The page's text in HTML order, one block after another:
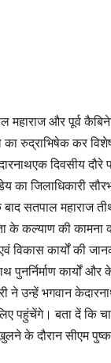
महाराज और पूर्व
का रुद्राभिषेक कर
दिवसीय दौरे
का जिलाधिकारी
सतपाल महाराज
के कल्याण की
विकास कार्यों की
पुनर्निर्माण कार्यों
ने उन्हें भगवान
पहुंचेंगे। बता दें कि
के दौरान सीएम पुष्कर